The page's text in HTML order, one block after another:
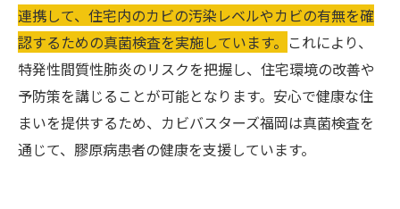
連携して、住宅内のカビの汚染レベルやカビの有無を確
認するための真菌検査を実施しています。 これにより、
特発性間質性肺炎のリスクを把握し、住宅環境の改善や
予防策を講じることが可能となります。安心で健康な住
まいを提供するため、カビバスターズ福岡は真菌検査を
通じて、膠原病患者の健康を支援しています。